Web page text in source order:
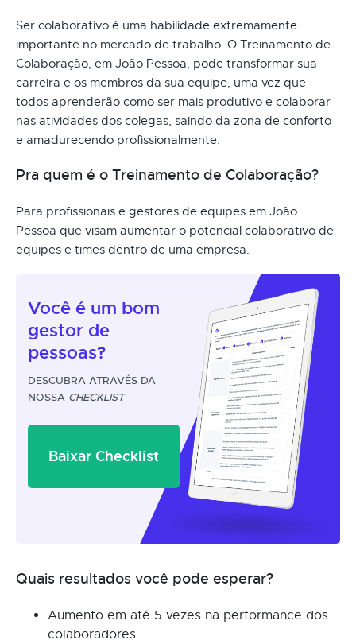
Ser colaborativo é uma habilidade extremamente
importante no mercado de trabalho. O Treinamento de
Colaboração, em João Pessoa, pode transformar sua
carreira e os membros da sua equipe, uma vez que
todos aprenderão como ser mais produtivo e colaborar
nas atividades dos colegas, saindo da zona de conforto
e amadurecendo profissionalmente.
Pra quem é o Treinamento de Colaboração?
Para profissionais e gestores de equipes em João
Pessoa que visam aumentar o potencial colaborativo de
equipes e times dentro de uma empresa.
Você é um bom
gestor de
pessoas?
DESCUBRA ATRAVÉS DA
NOSSA CHECKLIST
Baixar Checklist
Quais resultados você pode esperar?
Aumento em até 5 vezes na performance dos
colaboradores.